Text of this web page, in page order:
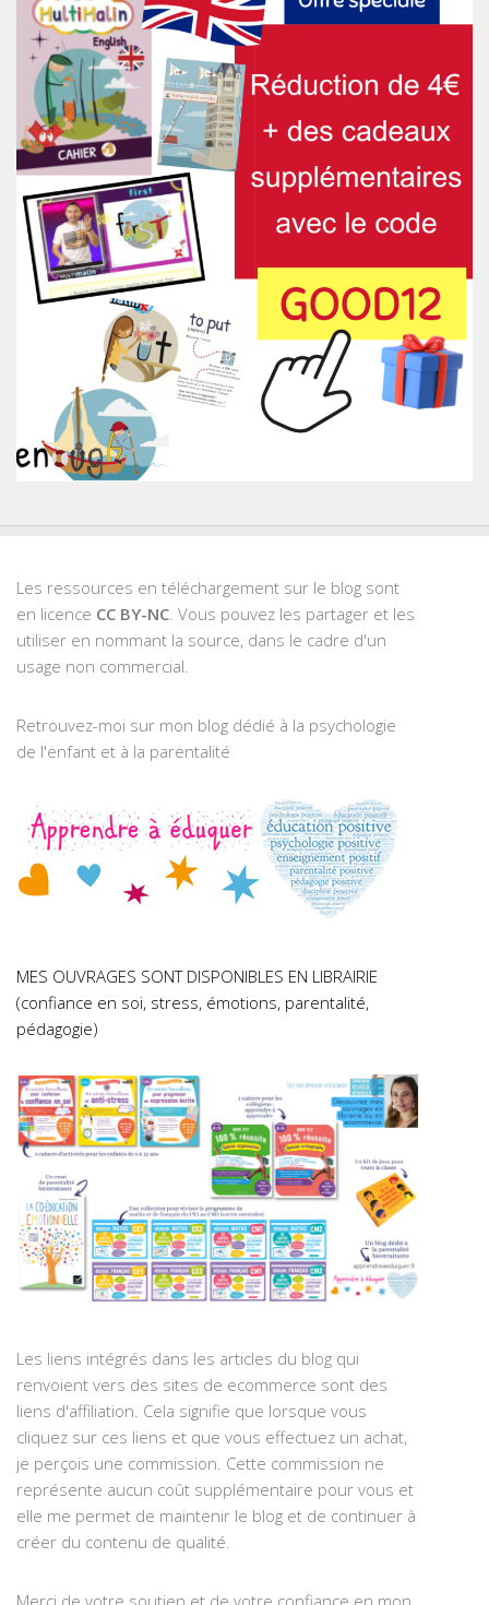
Les ressources en téléchargement sur le blog sont
en licence CC BY-NC. Vous pouvez les partager et les
utiliser en nommant la source, dans le cadre d'un
usage non commercial.
Retrouvez-moi sur mon blog dédié à la psychologie
de l'enfant et à la parentalité
MES OUVRAGES SONT DISPONIBLES EN LIBRAIRIE
(confiance en soi, stress, émotions, parentalité,
pédagogie)
Les liens intégrés dans les articles du blog qui
renvoient vers des sites de ecommerce sont des
liens d'affiliation. Cela signifie que lorsque vous
cliquez sur ces liens et que vous effectuez un achat,
je perçois une commission. Cette commission ne
représente aucun coût supplémentaire pour vous et
elle me permet de maintenir le blog et de continuer à
créer du contenu de qualité.
Merci de votre soutien et de votre confiance en mon